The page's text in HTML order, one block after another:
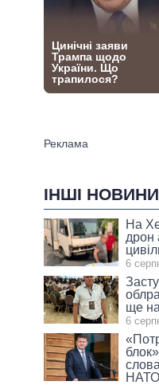
ІНШІ
На
дрон
6
ще
6
НАТО